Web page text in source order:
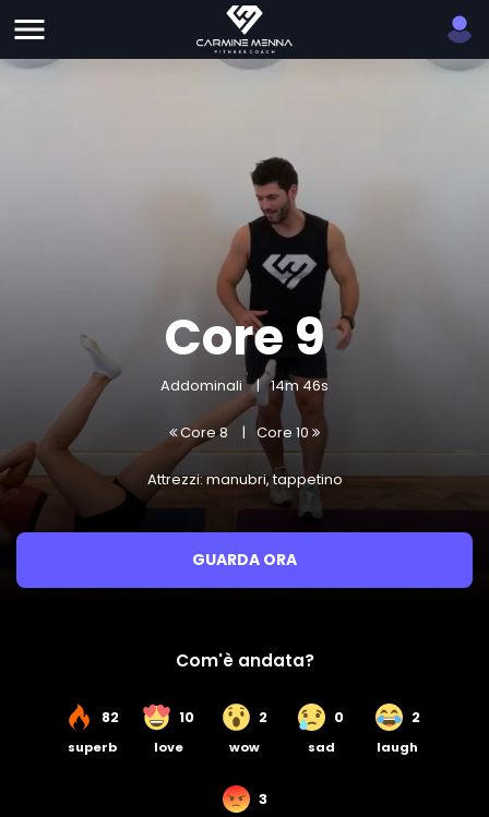
Core 9
Addominali 14m 46s
Core 8 Core 10
Attrezzi: manubri, tappetino
GUARDA ORA